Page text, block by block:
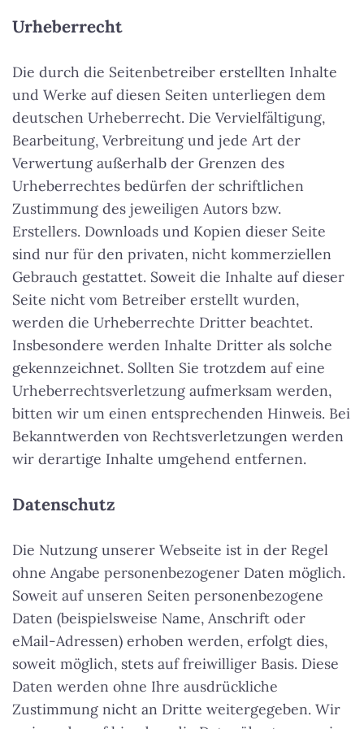
Urheberrecht
Die durch die Seitenbetreiber erstellten Inhalte
und Werke auf diesen Seiten unterliegen dem
deutschen Urheberrecht. Die Vervielfältigung,
Bearbeitung, Verbreitung und jede Art der
Verwertung außerhalb der Grenzen des
Urheberrechtes bedürfen der schriftlichen
Zustimmung des jeweiligen Autors bzw.
Erstellers. Downloads und Kopien dieser Seite
sind nur für den privaten, nicht kommerziellen
Gebrauch gestattet. Soweit die Inhalte auf dieser
Seite nicht vom Betreiber erstellt wurden,
werden die Urheberrechte Dritter beachtet.
Insbesondere werden Inhalte Dritter als solche
gekennzeichnet. Sollten Sie trotzdem auf eine
Urheberrechtsverletzung aufmerksam werden,
bitten wir um einen entsprechenden Hinweis. Bei
Bekanntwerden von Rechtsverletzungen werden
wir derartige Inhalte umgehend entfernen.
Datenschutz
Die Nutzung unserer Webseite ist in der Regel
ohne Angabe personenbezogener Daten möglich.
Soweit auf unseren Seiten personenbezogene
Daten (beispielsweise Name, Anschrift oder
eMail-Adressen) erhoben werden, erfolgt dies,
soweit möglich, stets auf freiwilliger Basis. Diese
Daten werden ohne Ihre ausdrückliche
Zustimmung nicht an Dritte weitergegeben. Wir